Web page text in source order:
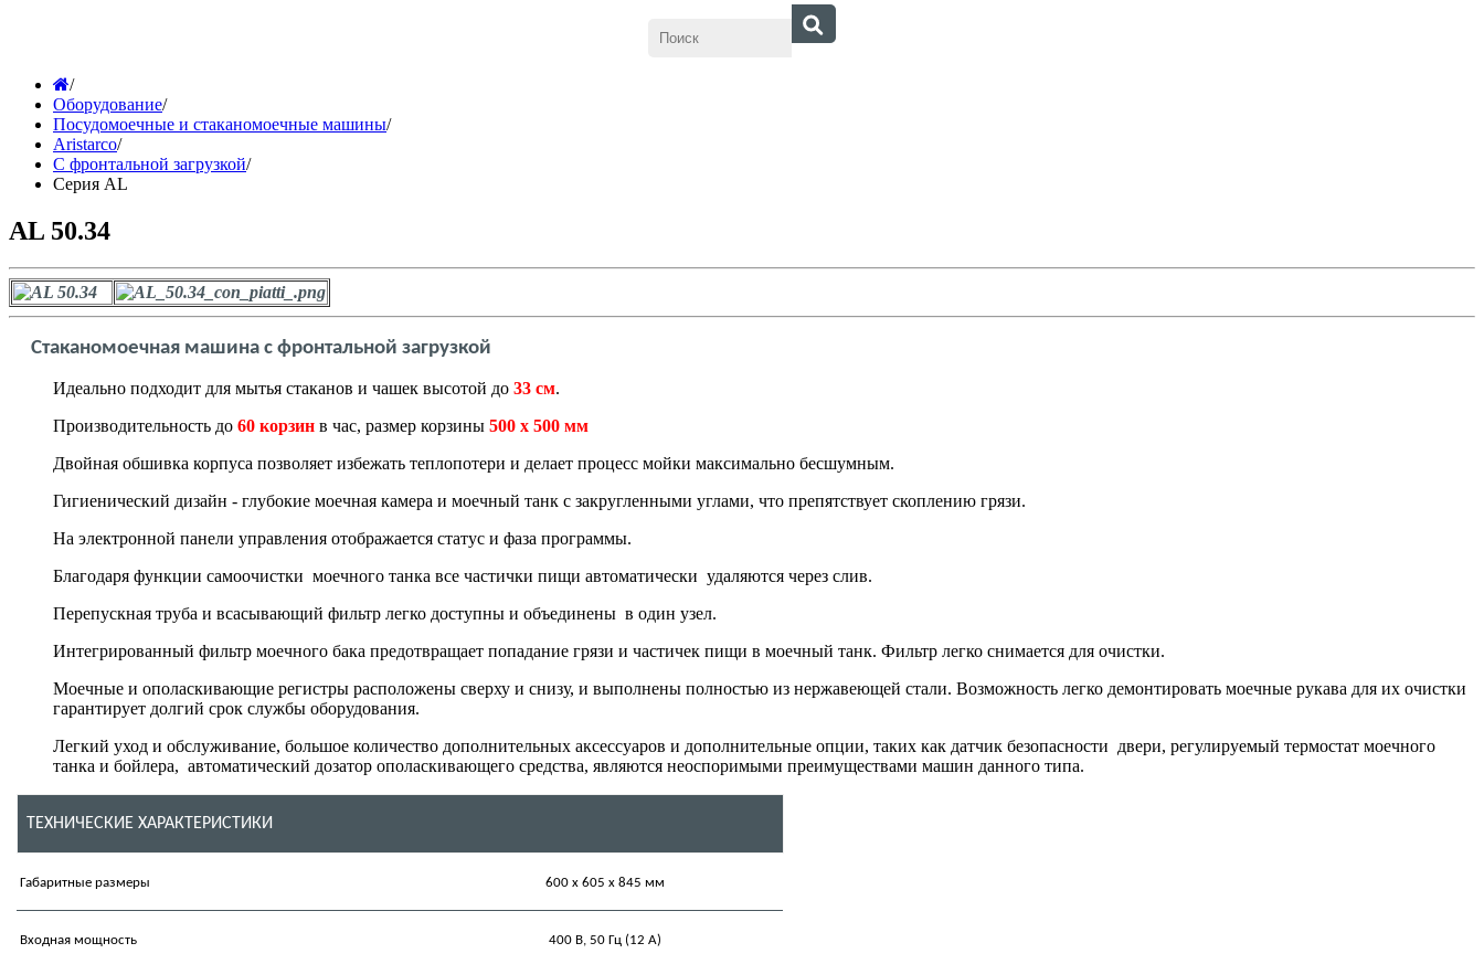
/
Оборудование/
Посудомоечные и стаканомоечные машины/
Aristarco/
С фронтальной загрузкой/
Серия AL
AL 50.34
Стаканомоечная машина с фронтальной загрузкой
Идеально подходит для мытья стаканов и чашек высотой до 33 см.
Производительность до 60 корзин в час, размер корзины 500 х 500 мм
Двойная обшивка корпуса позволяет избежать теплопотери и делает процесс мойки максимально бесшумным.
Гигиенический дизайн - глубокие моечная камера и моечный танк с закругленными углами, что препятствует скоплению грязи.
На электронной панели управления отображается статус и фаза программы.
Благодаря функции самоочистки моечного танка все частички пищи автоматически удаляются через слив.
Перепускная труба и всасывающий фильтр легко доступны и объединены в один узел.
Интегрированный фильтр моечного бака предотвращает попадание грязи и частичек пищи в моечный танк. Фильтр легко снимается для очистки.
Моечные и ополаскивающие регистры расположены сверху и снизу, и выполнены полностью из нержавеющей стали. Возможность легко демонтировать моечные рукава для их очистки
гарантирует долгий срок службы оборудования.
Легкий уход и обслуживание, большое количество дополнительных аксессуаров и дополнительные опции, таких как датчик безопасности двери, регулируемый термостат моечного
танка и бойлера, автоматический дозатор ополаскивающего средства, являются неоспоримыми преимуществами машин данного типа.
ТЕХНИЧЕСКИЕ ХАРАКТЕРИСТИКИ
Габаритные размеры 600 x 605 х 845 мм
Входная мощность 400 В, 50 Гц (12 А)